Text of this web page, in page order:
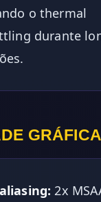
o thermal
durante
GRÁFICA
2x